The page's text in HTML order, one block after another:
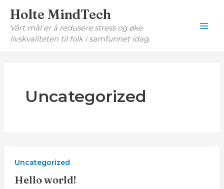
rett
innholdet
Holte MindTech
Vårt mål er å redusere stress og øke
livskvaliteten til folk i samfunnet idag.
Uncategorized
Uncategorized
Hello world!